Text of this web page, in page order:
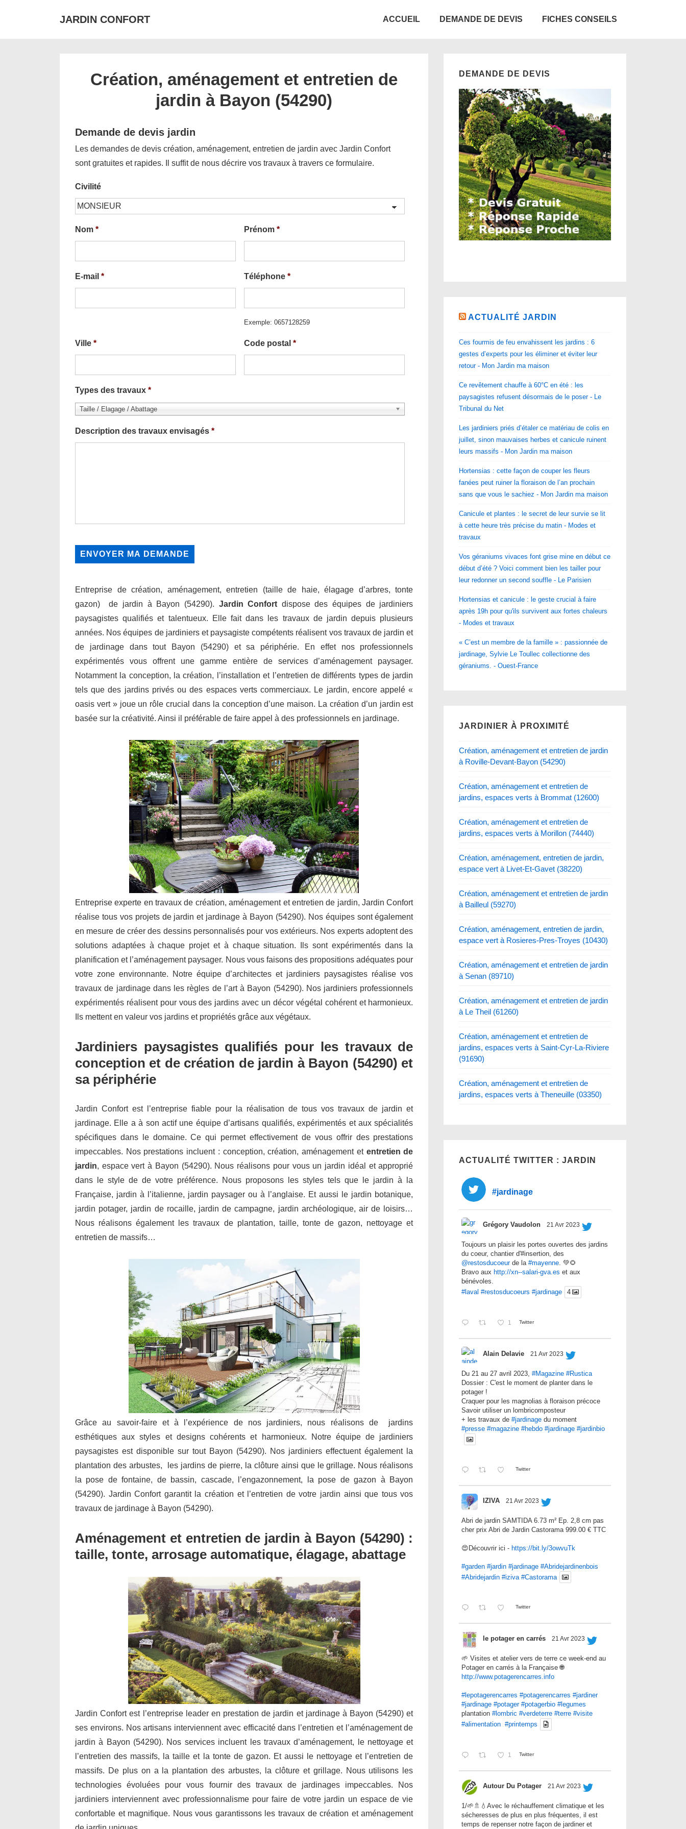
JARDIN CONFORT ACCUEIL DEMANDE DE DEVIS FICHES CONSEILS
Création, aménagement et entretien de
jardin à Bayon (54290)
Demande de devis jardin
Les demandes de devis création, aménagement, entretien de jardin avec Jardin Confort
sont gratuites et rapides. Il suffit de nous décrire vos travaux à travers ce formulaire.
Civilité
Nom * Prénom *
E-mail * Téléphone *
Exemple: 0657128259
Ville * Code postal *
Types des travaux *
Taille / Elagage / Abattage
Description des travaux envisagés *
Entreprise de création, aménagement, entretien (taille de haie, élagage d’arbres, tonte
gazon) de jardin à Bayon (54290). Jardin Confort dispose des équipes de jardiniers
paysagistes qualifiés et talentueux. Elle fait dans les travaux de jardin depuis plusieurs
années. Nos équipes de jardiniers et paysagiste compétents réalisent vos travaux de jardin et
de jardinage dans tout Bayon (54290) et sa périphérie. En effet nos professionnels
expérimentés vous offrent une gamme entière de services d’aménagement paysager.
Notamment la conception, la création, l’installation et l’entretien de différents types de jardin
tels que des jardins privés ou des espaces verts commerciaux. Le jardin, encore appelé «
oasis vert » joue un rôle crucial dans la conception d’une maison. La création d’un jardin est
basée sur la créativité. Ainsi il préférable de faire appel à des professionnels en jardinage.
Entreprise experte en travaux de création, aménagement et entretien de jardin, Jardin Confort
réalise tous vos projets de jardin et jardinage à Bayon (54290). Nos équipes sont également
en mesure de créer des dessins personnalisés pour vos extérieurs. Nos experts adoptent des
solutions adaptées à chaque projet et à chaque situation. Ils sont expérimentés dans la
planification et l’aménagement paysager. Nous vous faisons des propositions adéquates pour
votre zone environnante. Notre équipe d’architectes et jardiniers paysagistes réalise vos
travaux de jardinage dans les règles de l’art à Bayon (54290). Nos jardiniers professionnels
expérimentés réalisent pour vous des jardins avec un décor végétal cohérent et harmonieux.
Ils mettent en valeur vos jardins et propriétés grâce aux végétaux.
Jardiniers paysagistes qualifiés pour les travaux de
conception et de création de jardin à Bayon (54290) et
sa périphérie
Jardin Confort est l’entreprise fiable pour la réalisation de tous vos travaux de jardin et
jardinage. Elle a à son actif une équipe d’artisans qualifiés, expérimentés et aux spécialités
spécifiques dans le domaine. Ce qui permet effectivement de vous offrir des prestations
impeccables. Nos prestations incluent : conception, création, aménagement et entretien de
jardin, espace vert à Bayon (54290). Nous réalisons pour vous un jardin idéal et approprié
dans le style de de votre préférence. Nous proposons les styles tels que le jardin à la
Française, jardin à l’italienne, jardin paysager ou à l’anglaise. Et aussi le jardin botanique,
jardin potager, jardin de rocaille, jardin de campagne, jardin archéologique, air de loisirs…
Nous réalisons également les travaux de plantation, taille, tonte de gazon, nettoyage et
entretien de massifs…
Grâce au savoir-faire et à l’expérience de nos jardiniers, nous réalisons de jardins
esthétiques aux styles et designs cohérents et harmonieux. Notre équipe de jardiniers
paysagistes est disponible sur tout Bayon (54290). Nos jardiniers effectuent également la
plantation des arbustes, les jardins de pierre, la clôture ainsi que le grillage. Nous réalisons
la pose de fontaine, de bassin, cascade, l’engazonnement, la pose de gazon à Bayon
(54290). Jardin Confort garantit la création et l’entretien de votre jardin ainsi que tous vos
travaux de jardinage à Bayon (54290).
Aménagement et entretien de jardin à Bayon (54290) :
taille, tonte, arrosage automatique, élagage, abattage
Jardin Confort est l’entreprise leader en prestation de jardin et jardinage à Bayon (54290) et
ses environs. Nos artisans interviennent avec efficacité dans l’entretien et l’aménagement de
jardin à Bayon (54290). Nos services incluent les travaux d’aménagement, le nettoyage et
l’entretien des massifs, la taille et la tonte de gazon. Et aussi le nettoyage et l’entretien de
massifs. De plus on a la plantation des arbustes, la clôture et grillage. Nous utilisons les
technologies évoluées pour vous fournir des travaux de jardinages impeccables. Nos
jardiniers interviennent avec professionnalisme pour faire de votre jardin un espace de vie
confortable et magnifique. Nous vous garantissons les travaux de création et aménagement
DEMANDE DE DEVIS
ACTUALITÉ JARDIN
Ces fourmis de feu envahissent les jardins : 6
gestes d’experts pour les éliminer et éviter leur
retour - Mon Jardin ma maison
Ce revêtement chauffe à 60°C en été : les
paysagistes refusent désormais de le poser - Le
Tribunal du Net
Les jardiniers priés d’étaler ce matériau de colis en
juillet, sinon mauvaises herbes et canicule ruinent
leurs massifs - Mon Jardin ma maison
Hortensias : cette façon de couper les fleurs
fanées peut ruiner la floraison de l’an prochain
sans que vous le sachiez - Mon Jardin ma maison
Canicule et plantes : le secret de leur survie se lit
à cette heure très précise du matin - Modes et
travaux
Vos géraniums vivaces font grise mine en début ce
début d’été ? Voici comment bien les tailler pour
leur redonner un second souffle - Le Parisien
Hortensias et canicule : le geste crucial à faire
après 19h pour qu'ils survivent aux fortes chaleurs
- Modes et travaux
« C’est un membre de la famille » : passionnée de
jardinage, Sylvie Le Toullec collectionne des
géraniums. - Ouest-France
JARDINIER À PROXIMITÉ
Création, aménagement et entretien de jardin
à Roville-Devant-Bayon (54290)
Création, aménagement et entretien de
jardins, espaces verts à Brommat (12600)
Création, aménagement et entretien de
jardins, espaces verts à Morillon (74440)
Création, aménagement, entretien de jardin,
espace vert à Livet-Et-Gavet (38220)
Création, aménagement et entretien de jardin
à Bailleul (59270)
Création, aménagement, entretien de jardin,
espace vert à Rosieres-Pres-Troyes (10430)
Création, aménagement et entretien de jardin
à Senan (89710)
Création, aménagement et entretien de jardin
à Le Theil (61260)
Création, aménagement et entretien de
jardins, espaces verts à Saint-Cyr-La-Riviere
(91690)
Création, aménagement et entretien de
jardins, espaces verts à Theneuille (03350)
ACTUALITÉ TWITTER : JARDIN
#jardinage
Grégory Vaudolon 21 Avr 2023
Toujours un plaisir les portes ouvertes des jardins
du coeur, chantier d'#insertion, des
@restosducoeurde la#mayenne. 💚🌻
Bravo aux http://xn--salari-gva.es et aux
bénévoles.
#laval #restosducoeurs #jardinage 4
1 Twitter
Alain Delavie 21 Avr 2023
Du 21 au 27 avril 2023,#Magazine #Rustica
Dossier : C'est le moment de planter dans le
potager !
Craquer pour les magnolias à floraison précoce
Savoir utiliser un lombricomposteur
+ les travaux de#jardinage du moment
#presse #magazine #hebdo #jardinage #jardinbio
Twitter
IZIVA 21 Avr 2023
Abri de jardin SAMTIDA 6.73 m² Ep. 2,8 cm pas
cher prix Abri de Jardin Castorama 999.00 € TTC
😍Découvrir ici - https://bit.ly/3owvuTk
#garden #jardin #jardinage #Abridejardinenbois
#Abridejardin #iziva #Castorama
Twitter
le potager en carrés 21 Avr 2023
🌱 Visites et atelier vers de terre ce week-end au
Potager en carrés à la Française 🌐
http://www.potagerencarres.info
#lepotagerencarres #potagerencarres #jardiner
#jardinage #potager #potagerbio #legumes
plantation#lombric #verdeterre #terre #visite
#alimentation #printemps
1 Twitter
Autour Du Potager 21 Avr 2023
1/🌱🚿💧Avec le réchauffement climatique et les
sécheresses de plus en plus fréquentes, il est
temps de repenser notre façon de jardiner et